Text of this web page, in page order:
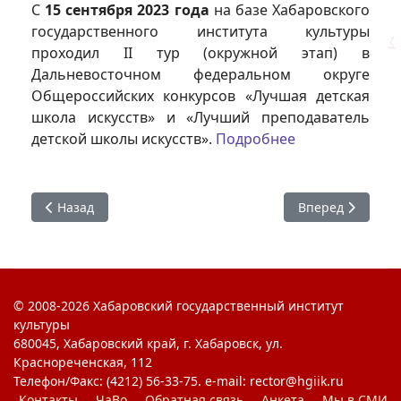
С 15 сентября 2023 года на базе Хабаровского
государственного института культуры
проходил II тур (окружной этап) в
Дальневосточном федеральном округе
Общероссийских конкурсов «Лучшая детская
школа искусств» и «Лучший преподаватель
детской школы искусств». Подробнее
Предыдущий: Осень - важное время года для жителей
Назад Следующий:
Вперед
© 2008-2026 Хабаровский государственный институт
культуры
680045, Хабаровский край, г. Хабаровск, ул.
Краснореченская, 112
Телефон/Факс: (4212) 56-33-75. e-mail: rector@hgiik.ru